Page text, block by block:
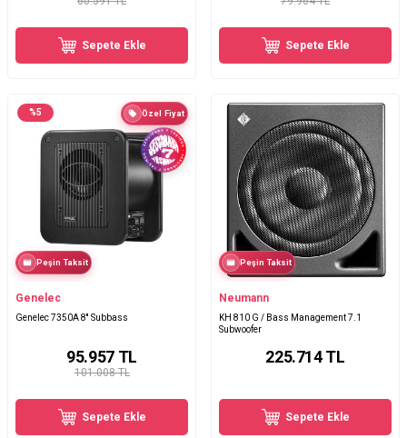
Sepete Ekle Sepete Ekle
%5 Özel Fiyat
Peşin Taksit
Genelec
Genelec 7350A 8'' Subbass
101.008 TL
95.957TL
Sepete Ekle
Peşin Taksit
Neumann
KH 810 G / Bass Management 7.1
Subwoofer
225.714TL
Sepete Ekle